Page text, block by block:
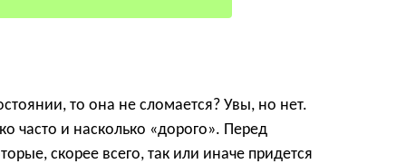
то она не сломается? Увы, но нет.
часто и насколько «дорого». Перед
скорее всего, так или иначе придется